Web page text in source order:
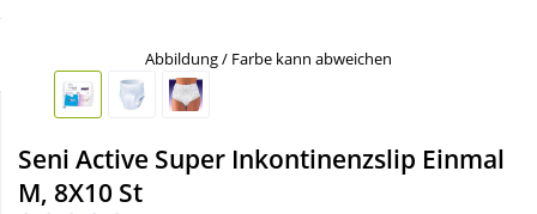
Täglich gut versorgt
Nahrungsergänzung
Sanitätshaus
Abbildung / Farbe kann abweichen
Seni Active Super Inkontinenzslip Einmal
M, 8X10 St